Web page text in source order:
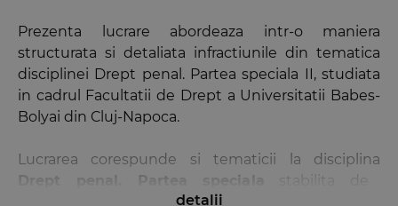
Prezenta lucrare abordeaza intr-o maniera
structurata si detaliata infractiunile din tematica
disciplinei Drept penal. Partea speciala II, studiata
in cadrul Facultatii de Drept a Universitatii Babes-
Bolyai din Cluj-Napoca.
Lucrarea corespunde si tematicii la disciplina
Drept penal. Partea speciala
Institutul National al Magistraturii sau de Uniunea
detalii